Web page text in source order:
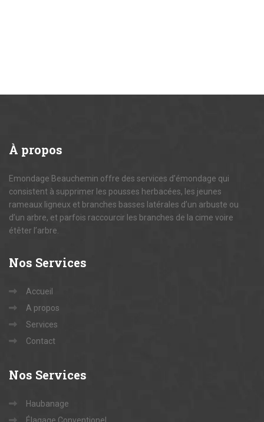
À propos
Emondage Beauchemin offre des services d’émondage qui
consistent à supprimer les pousses herbacées, les jeunes
rameaux ligneux et branches basses latérales d’un arbuste ou
d’un arbre, et parfois raccourcir les branches de la cime voire
étêter l’arbre.
Nos Services
Accueil
A propos
Services
Contact
Nos Services
Haubanage